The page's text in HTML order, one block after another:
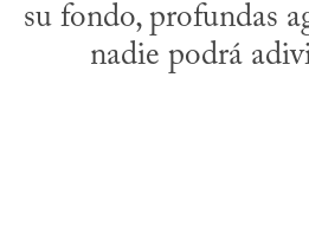
su fondo, profundas
nadie podrá